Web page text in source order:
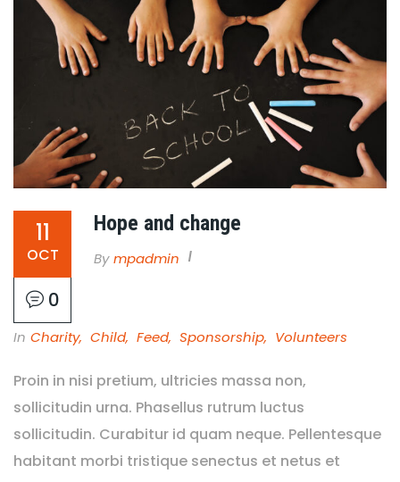
11
OCT
0
Hope and change
By Mpadmin
In Charity, Child, Feed, Sponsorship, Volunteers
Proin in nisi pretium, ultricies massa non,
sollicitudin urna. Phasellus rutrum luctus
sollicitudin. Curabitur id quam neque. Pellentesque
habitant morbi tristique senectus et netus et